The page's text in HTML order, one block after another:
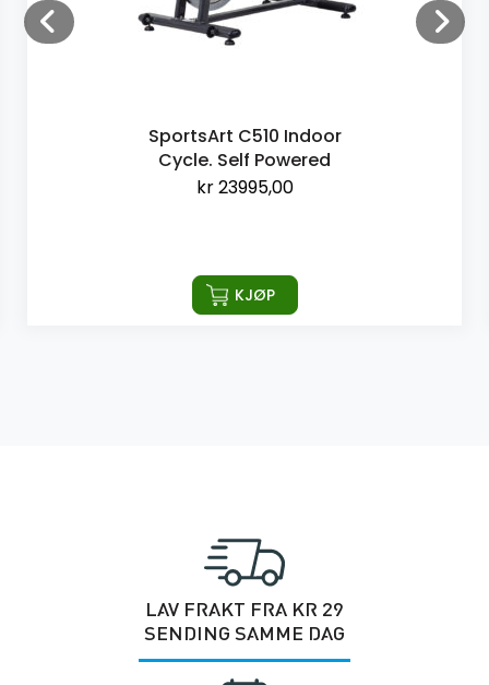
SportsArt C510 Indoor
Cycle. Self Powered
kr23995,00
KJØP
LAV FRAKT FRA KR 29
SENDING SAMME DAG